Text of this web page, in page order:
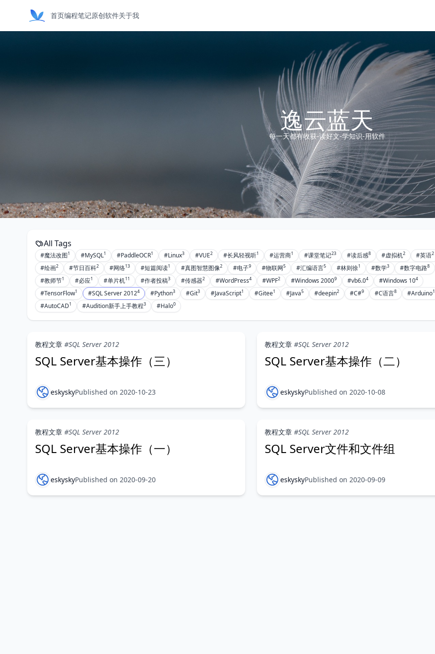
首页编程笔记原创软件关于我
逸云蓝天
每一天都有收获-读好文-学知识-用软件
All Tags
#魔法改图1 #MySQL1 #PaddleOCR1 #Linux3 #VUE2 #长风轻视听1 #运营商1 #课堂笔记23 #读后感8 #虚拟机2 #英语2
#绘画2 #节日百科2 #网络13 #短篇阅读1 #真图智慧图像2 #电子9 #物联网5 #汇编语言5 #林则徐1 #数学3 #数字电路8
#教师节1 #必应1 #单片机11 #作者投稿3 #传感器2 #WordPress4 #WPF2 #Windows 20009 #vb6.04 #Windows 104
#TensorFlow1 #SQL Server 20124 #Python3 #Git3 #JavaScript1 #Gitee1 #Java5 #deepin2 #C#9 #C语言8 #Arduino1
#AutoCAD1 #Audition新手上手教程3 #Halo0
教程文章 #SQL Server 2012
SQL Server基本操作（三）
eskyskyPublished on 2020-10-23
教程文章 #SQL Server 2012
SQL Server基本操作（二）
eskyskyPublished on 2020-10-08
教程文章 #SQL Server 2012
SQL Server基本操作（一）
eskyskyPublished on 2020-09-20
教程文章 #SQL Server 2012
SQL Server文件和文件组
eskyskyPublished on 2020-09-09